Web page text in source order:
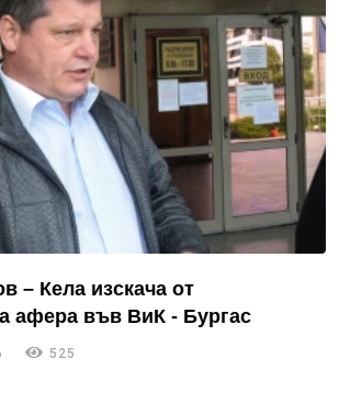
– Кела изскача от
афера във ВиК - Бургас
525